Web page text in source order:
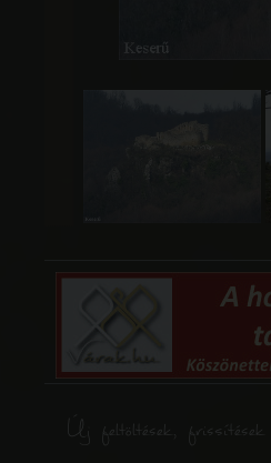
Új feltöltések, frissítések